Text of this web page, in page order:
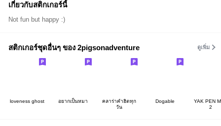
เกี่ยวกับสติกเกอร์นี้
Not fun but happy :)
สติกเกอร์ชุดอื่นๆ ของ 2pigsonadventure ดูเพิ่ม
loveness ghost อยากเป็นหมา
คลาร่าคำฮิตทุก
วัน
Dogable
YAK PEN
2